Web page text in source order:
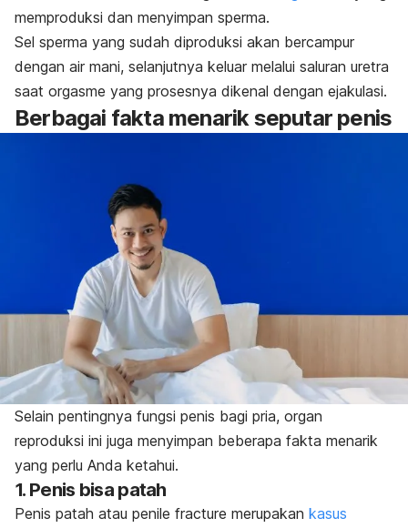
memproduksi dan menyimpan sperma.
Sel sperma yang sudah diproduksi akan bercampur
dengan air mani, selanjutnya keluar melalui saluran uretra
saat orgasme yang prosesnya dikenal dengan ejakulasi.
Berbagai fakta menarik seputar penis
Selain pentingnya fungsi penis bagi pria, organ
reproduksi ini juga menyimpan beberapa fakta menarik
yang perlu Anda ketahui.
1. Penis bisa patah
Penis patah atau penile fracture merupakan kasus